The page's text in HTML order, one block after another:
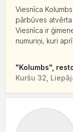
Viesnīca
pārbūves
Viesnīca ir
numuriņi, kuri
"Kolumbs",
Kuršu 32,